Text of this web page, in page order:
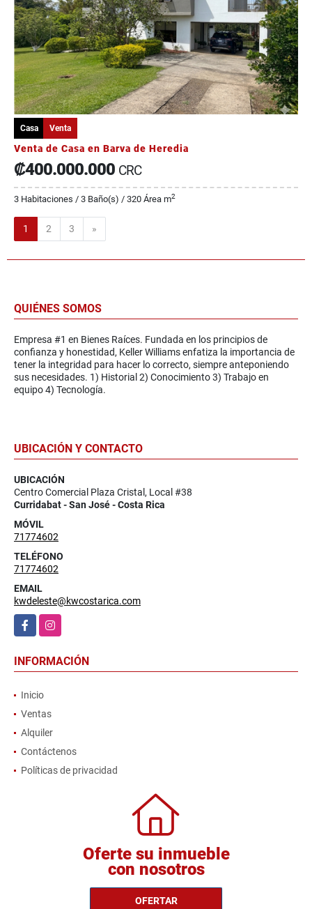
Casa Venta
Venta de Casa en Barva de Heredia
₡400.000.000 CRC
3 Habitaciones / 3 Baño(s) / 320 Área m2
1 2 3 »
QUIÉNES SOMOS
Empresa #1 en Bienes Raíces. Fundada en los principios de
confianza y honestidad, Keller Williams enfatiza la importancia de
tener la integridad para hacer lo correcto, siempre anteponiendo
sus necesidades. 1) Historial 2) Conocimiento 3) Trabajo en
equipo 4) Tecnología.
UBICACIÓN Y CONTACTO
UBICACIÓN
Centro Comercial Plaza Cristal, Local #38
Curridabat - San José - Costa Rica
MÓVIL
71774602
TELÉFONO
71774602
EMAIL
kwdeleste@kwcostarica.com
FacebookInstagram
INFORMACIÓN
Inicio
Ventas
Alquiler
Contáctenos
Políticas de privacidad
Oferte su inmueble
con nosotros
OFERTAR